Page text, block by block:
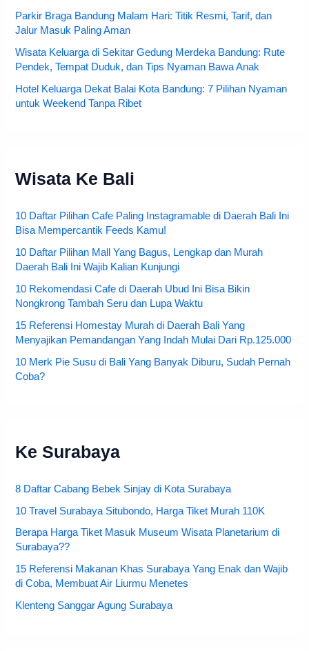
Parkir Braga Bandung Malam Hari: Titik Resmi, Tarif, dan
Jalur Masuk Paling Aman
Wisata Keluarga di Sekitar Gedung Merdeka Bandung: Rute
Pendek, Tempat Duduk, dan Tips Nyaman Bawa Anak
Hotel Keluarga Dekat Balai Kota Bandung: 7 Pilihan Nyaman
untuk Weekend Tanpa Ribet
Wisata Ke Bali
10 Daftar Pilihan Cafe Paling Instagramable di Daerah Bali Ini
Bisa Mempercantik Feeds Kamu!
10 Daftar Pilihan Mall Yang Bagus, Lengkap dan Murah
Daerah Bali Ini Wajib Kalian Kunjungi
10 Rekomendasi Cafe di Daerah Ubud Ini Bisa Bikin
Nongkrong Tambah Seru dan Lupa Waktu
15 Referensi Homestay Murah di Daerah Bali Yang
Menyajikan Pemandangan Yang Indah Mulai Dari Rp.125.000
10 Merk Pie Susu di Bali Yang Banyak Diburu, Sudah Pernah
Coba?
Ke Surabaya
8 Daftar Cabang Bebek Sinjay di Kota Surabaya
10 Travel Surabaya Situbondo, Harga Tiket Murah 110K
Berapa Harga Tiket Masuk Museum Wisata Planetarium di
Surabaya??
15 Referensi Makanan Khas Surabaya Yang Enak dan Wajib
di Coba, Membuat Air Liurmu Menetes
Klenteng Sanggar Agung Surabaya